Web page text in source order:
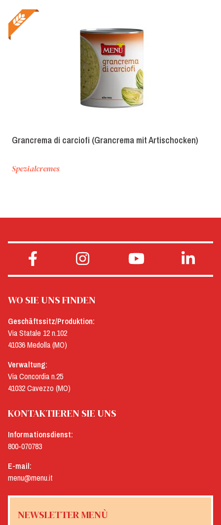
Grancrema di carciofi (Grancrema mit Artischocken)
Spezialcremes
WO SIE UNS FINDEN
Geschäftssitz/Produktion:
Via Statale 12 n.102
41036 Medolla (MO)
Verwaltung:
Via Concordia n.25
41032 Cavezzo (MO)
KONTAKTIEREN SIE UNS
Informationsdienst:
800-070783
E-mail:
menu@menu.it
NEWSLETTER MENÙ